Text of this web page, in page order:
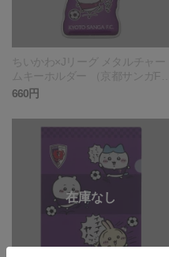
ちいかわ×Jリーグ メタルチャー
ムキーホルダー （京都サンガF.
C.）
660円